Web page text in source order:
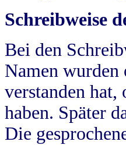
Schreibweise
Bei den
Namen
verstanden hat,
haben. Später
Die